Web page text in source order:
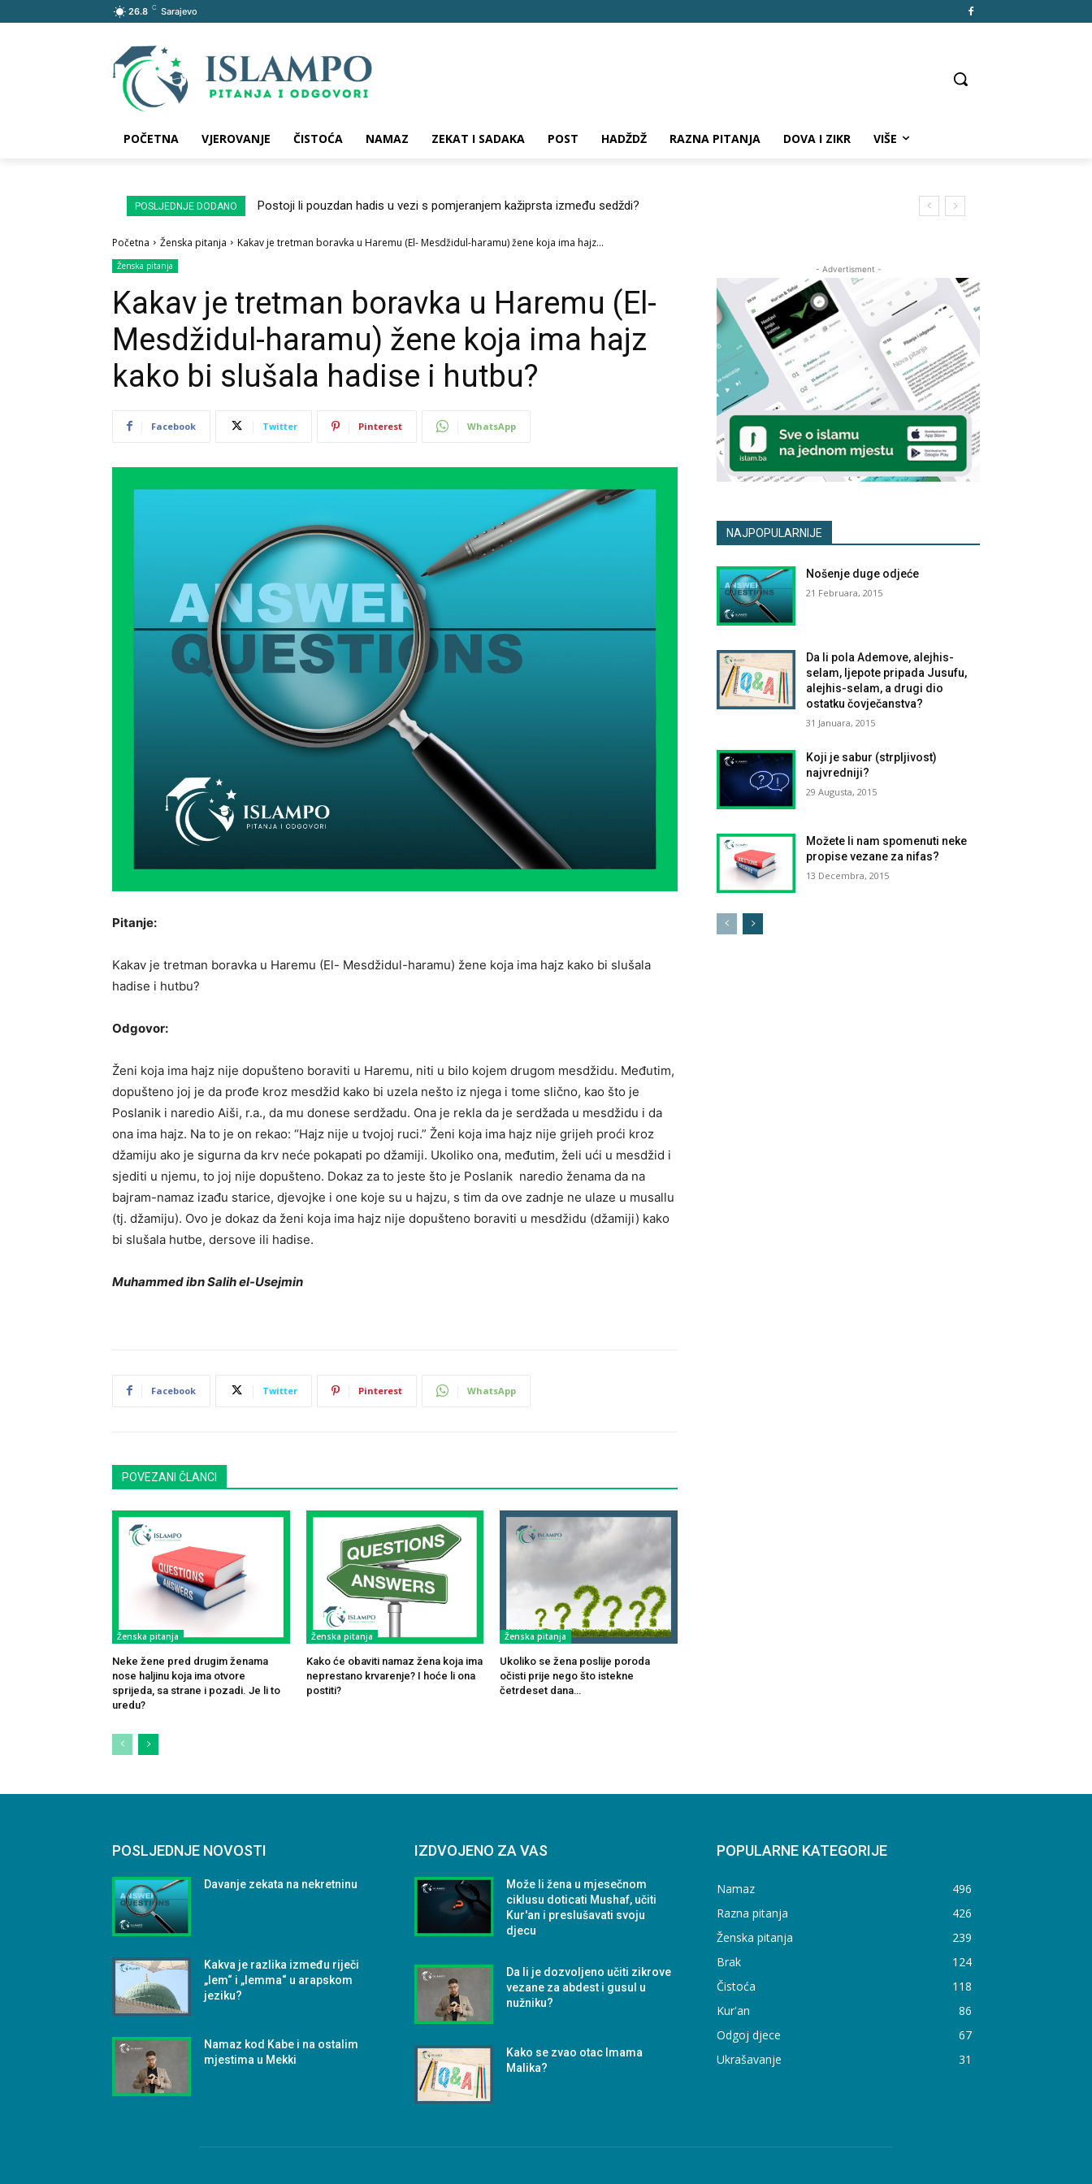
26.8 C Sarajevo
POČETNA VJEROVANJE ČISTOĆA NAMAZ ZEKAT I SADAKA POST HADŽDŽ RAZNA PITANJA DOVA I ZIKR VIŠE
POSLJEDNJE DODANO Postoji li pouzdan hadis u vezi s pomjeranjem kažiprsta između sedždi?
Početna Ženska pitanja Kakav je tretman boravka u Haremu (El- Mesdžidul-haramu) žene koja ima hajz...
Ženska pitanja
Kakav je tretman boravka u Haremu (El-
Mesdžidul-haramu) žene koja ima hajz
kako bi slušala hadise i hutbu?
Facebook Twitter Pinterest WhatsApp
Pitanje:
Kakav je tretman boravka u Haremu (El- Mesdžidul-haramu) žene koja ima hajz kako bi slušala
hadise i hutbu?
Odgovor:
Ženi koja ima hajz nije dopušteno boraviti u Haremu, niti u bilo kojem drugom mesdžidu. Međutim,
dopušteno joj je da prođe kroz mesdžid kako bi uzela nešto iz njega i tome slično, kao što je
Poslanik i naredio Aiši, r.a., da mu donese serdžadu. Ona je rekla da je serdžada u mesdžidu i da
ona ima hajz. Na to je on rekao: “Hajz nije u tvojoj ruci.” Ženi koja ima hajz nije grijeh proći kroz
džamiju ako je sigurna da krv neće pokapati po džamiji. Ukoliko ona, međutim, želi ući u mesdžid i
sjediti u njemu, to joj nije dopušteno. Dokaz za to jeste što je Poslanik naredio ženama da na
bajram-namaz izađu starice, djevojke i one koje su u hajzu, s tim da ove zadnje ne ulaze u musallu
(tj. džamiju). Ovo je dokaz da ženi koja ima hajz nije dopušteno boraviti u mesdžidu (džamiji) kako
bi slušala hutbe, dersove ili hadise.
Muhammed ibn Salih el-Usejmin
Facebook Twitter Pinterest WhatsApp
POVEZANI ČLANCI
Ženska pitanja
Neke žene pred drugim ženama
nose haljinu koja ima otvore
sprijeda, sa strane i pozadi. Je li to
uredu?
Ženska pitanja
Kako će obaviti namaz žena koja ima
neprestano krvarenje? I hoće li ona
postiti?
Ženska pitanja
Ukoliko se žena poslije poroda
očisti prije nego što istekne
četrdeset dana…
- Advertisment -
NAJPOPULARNIJE
Nošenje duge odjeće
21 Februara, 2015
Da li pola Ademove, alejhis-
selam, ljepote pripada Jusufu,
alejhis-selam, a drugi dio
ostatku čovječanstva?
31 Januara, 2015
Koji je sabur (strpljivost)
najvredniji?
29 Augusta, 2015
Možete li nam spomenuti neke
propise vezane za nifas?
13 Decembra, 2015
POSLJEDNJE NOVOSTI
Davanje zekata na nekretninu
Kakva je razlika između riječi
„lem“ i „lemma“ u arapskom
jeziku?
Namaz kod Kabe i na ostalim
mjestima u Mekki
IZDVOJENO ZA VAS
Može li žena u mjesečnom
ciklusu doticati Mushaf, učiti
Kur'an i preslušavati svoju
djecu
Da li je dozvoljeno učiti zikrove
vezane za abdest i gusul u
nužniku?
Kako se zvao otac Imama
Malika?
POPULARNE KATEGORIJE
Namaz
496
Razna pitanja
426
Ženska pitanja
239
Brak
124
Čistoća
118
Kur'an
86
Odgoj djece
67
Ukrašavanje
31